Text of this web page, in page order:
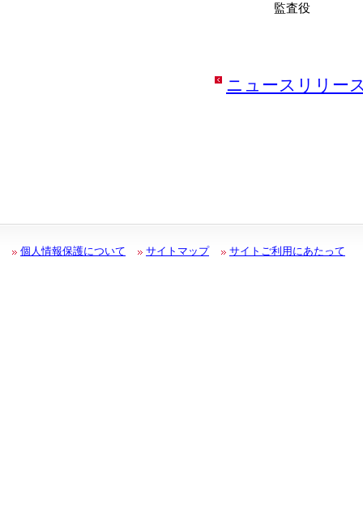
監査役
ニュースリリー
個人情報保護について サイトマップ サイトご利用にあたって